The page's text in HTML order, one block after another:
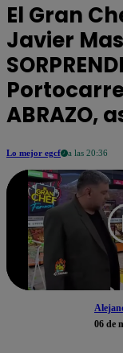
El Gran
Javier
ABRAZO,
Lo mejor egcf a las 20:36
06 de